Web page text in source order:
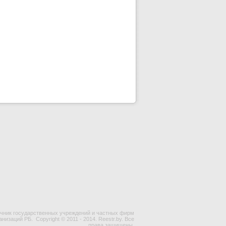
государственных учреждений и частных фирм
РБ.
Copyright © 2011 - 2014. Reestr.by. Все